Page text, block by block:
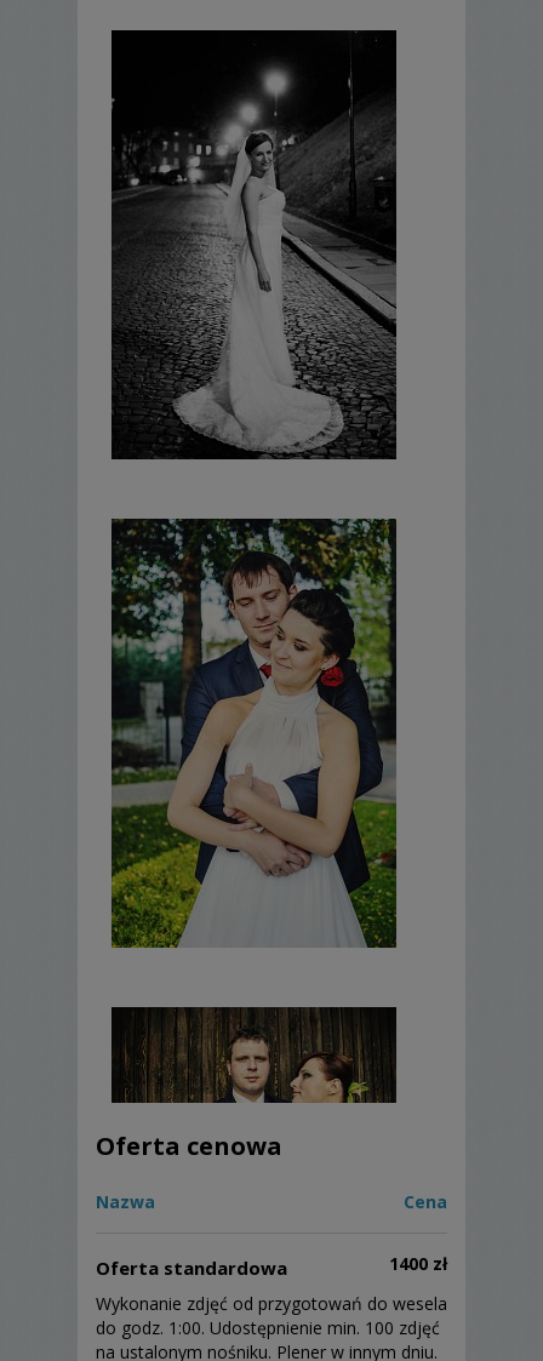
Oferta cenowa
Nazwa Cena
Oferta standardowa
1400 zł
Wykonanie zdjęć od przygotowań do wesela
do godz. 1:00. Udostępnienie min. 100 zdjęć
na ustalonym nośniku. Plener w innym dniu.